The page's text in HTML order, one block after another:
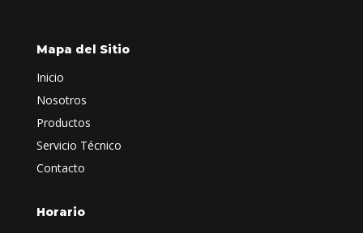
Mapa del Sitio
Inicio
Nosotros
Productos
Servicio Técnico
Contacto
Horario